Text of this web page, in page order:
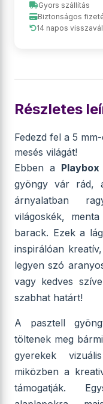
Gyors szállítás
Biztonságos
14 napos
Részletes
Fedezd fel a 5
mesés világát!
Ebben a
gyöngy vár rád,
árnyalatban
világoskék,
barack. Ezek a
inspirálóan
legyen szó
vagy kedves
szabhat határt!
A pasztell
töltenek meg
gyerekek
miközben a
támogatják.